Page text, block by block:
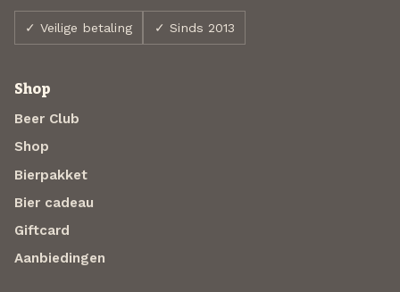
✓ Veilige betaling ✓ Sinds 2013
Shop
Beer Club
Shop
Bierpakket
Bier cadeau
Giftcard
Aanbiedingen